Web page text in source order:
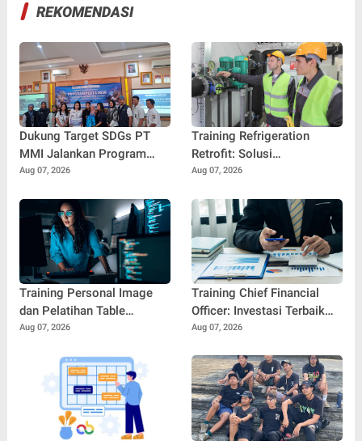
REKOMENDASI
Dukung Target SDGs PT
MMI Jalankan Program
Pencegahan Stunting Di
Aug 07, 2026
Training Refrigeration
Retrofit: Solusi
Meningkatkan Efisiensi dan
Pendingin Modern
Aug 07, 2026
Training Personal Image
dan Pelatihan Table
Manners: Kunci
Profesionalisme dan
Kepercayaan Diri di Dunia
Aug 07, 2026
Training Chief Financial
Officer: Investasi Terbaik
untuk Mencetak Pemimpin
Aug 07, 2026